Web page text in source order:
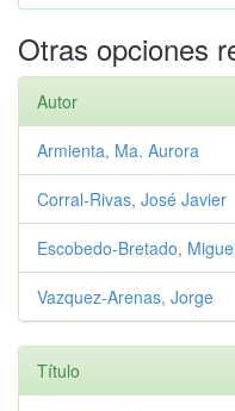
Otras opciones
Autor
Armienta, Ma. Aurora
Corral-Rivas, José Javier
Escobedo-Bretado,
Vazquez-Arenas, Jorge
Título